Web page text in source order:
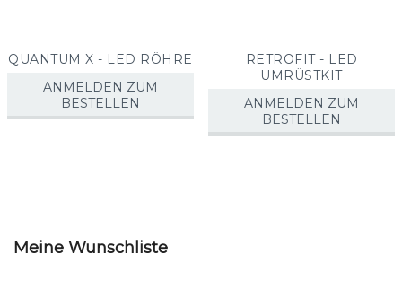
QUANTUM X - LED RÖHRE
ANMELDEN ZUM
BESTELLEN
RETROFIT - LED
UMRÜSTKIT
ANMELDEN ZUM
BESTELLEN
Meine Wunschliste